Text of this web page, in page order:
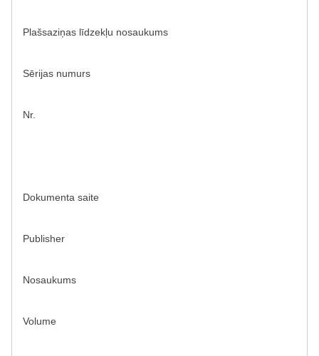
Plašsaziņas līdzekļu nosaukums
Sērijas numurs
Nr.
Dokumenta saite
Publisher
Nosaukums
Volume